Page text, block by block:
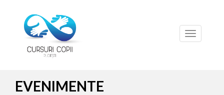
Toggle
navigation
EVENIMENTE